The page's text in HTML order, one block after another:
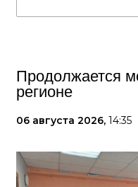
Продолжается
регионе
06 августа 2026, 14:35